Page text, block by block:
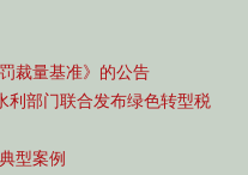
裁量基准》的公告
利部门联合发布绿色转型税
型案例